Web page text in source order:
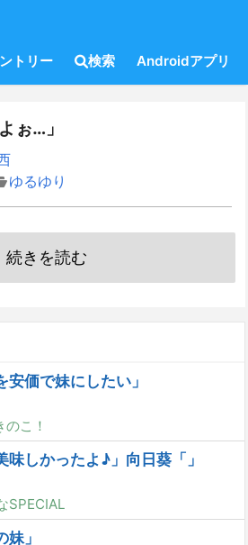
トリー 検索 Androidアプリ
ぉ…」
ゆるゆり
続きを読む
価で妹にしたい」
のこ！
味しかったよ♪」向日葵「」
SPECIAL
」